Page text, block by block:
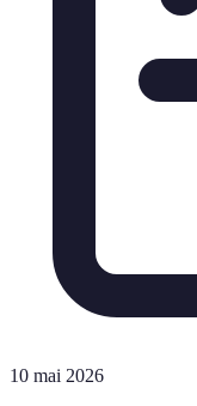
10 mai 2026